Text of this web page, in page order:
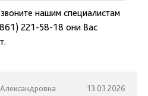
нашим специалистам
221-58-18 они Вас
13.03.2026